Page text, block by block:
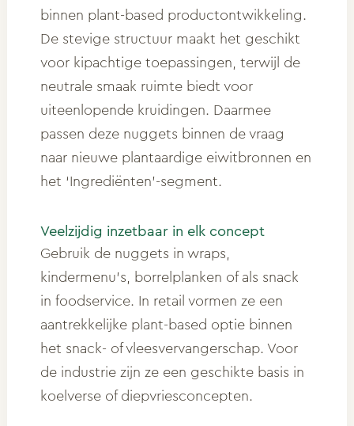
binnen plant-based productontwikkeling.
De stevige structuur maakt het geschikt
voor kipachtige toepassingen, terwijl de
neutrale smaak ruimte biedt voor
uiteenlopende kruidingen. Daarmee
passen deze nuggets binnen de vraag
naar nieuwe plantaardige eiwitbronnen en
het ‘Ingrediënten’-segment.
Veelzijdig inzetbaar in elk concept
Gebruik de nuggets in wraps,
kindermenu’s, borrelplanken of als snack
in foodservice. In retail vormen ze een
aantrekkelijke plant-based optie binnen
het snack- of vleesvervangerschap. Voor
de industrie zijn ze een geschikte basis in
koelverse of diepvriesconcepten.